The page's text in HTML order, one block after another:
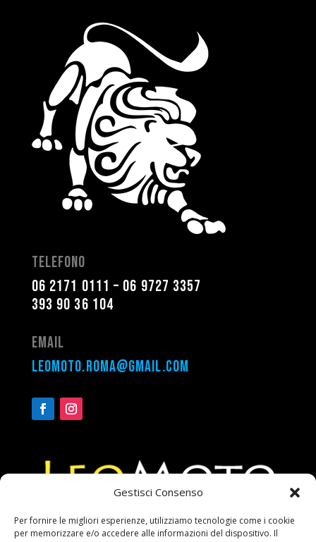
Gestisci Consenso
Per fornire le migliori esperienze, utilizziamo tecnologie come i cookie
per memorizzare e/o accedere alle informazioni del dispositivo. Il
Telefono
06 2171 0111 – 06 9727 3357
393 90 36 104
Email
leomoto.roma@gmail.com